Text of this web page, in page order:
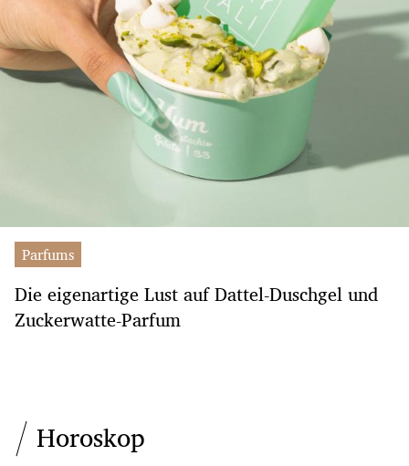
Parfums
Die eigenartige Lust auf Dattel-Duschgel und
Zuckerwatte-Parfum
Horoskop